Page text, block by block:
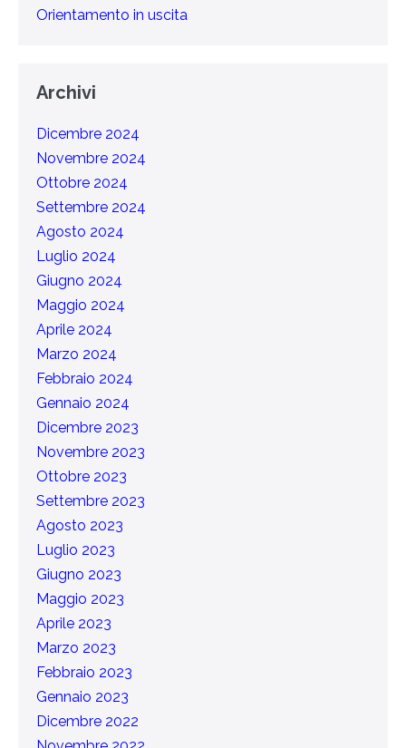
Orientamento in uscita
Archivi
Dicembre 2024
Novembre 2024
Ottobre 2024
Settembre 2024
Agosto 2024
Luglio 2024
Giugno 2024
Maggio 2024
Aprile 2024
Marzo 2024
Febbraio 2024
Gennaio 2024
Dicembre 2023
Novembre 2023
Ottobre 2023
Settembre 2023
Agosto 2023
Luglio 2023
Giugno 2023
Maggio 2023
Aprile 2023
Marzo 2023
Febbraio 2023
Gennaio 2023
Dicembre 2022